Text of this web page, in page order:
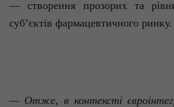
— створення прозорих та
суб’єктів фармацевтичного ринку.
— Отже, в контексті